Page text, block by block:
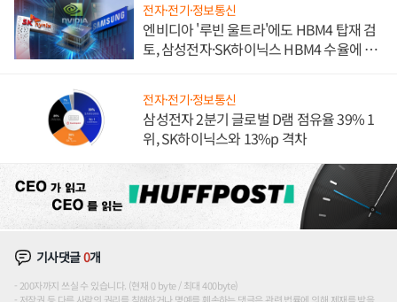
전자·전기·정보통신
엔비디아 '루빈 울트라'에도 HBM4 탑재 검
토, 삼성전자·SK하이닉스 HBM4 수율에 주
전자·전기·정보통신
삼성전자 2분기 글로벌 D램 점유율 39% 1
위, SK하이닉스와 13%p 격차
기사댓글0개
200자까지 쓰실 수 있습니다. (현재 0 byte / 최대 400byte)